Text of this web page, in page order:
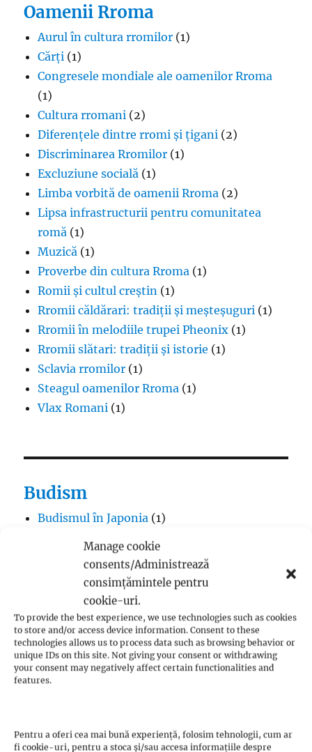
Manage cookie
consents/Administrează
consimțămintele pentru
cookie-uri.
To provide the best experience, we use technologies such as cookies
to store and/or access device information. Consent to these
technologies allows us to process data such as browsing behavior or
unique IDs on this site. Not giving your consent or withdrawing
your consent may negatively affect certain functionalities and
features.
Pentru a oferi cea mai bună experiență, folosim tehnologii, cum ar
fi cookie-uri, pentru a stoca și/sau accesa informațiile despre
Oamenii Rroma
Aurul în cultura rromilor (1)
Cărți (1)
Congresele mondiale ale oamenilor Rroma
(1)
Cultura rromani (2)
Diferențele dintre rromi și țigani (2)
Discriminarea Rromilor (1)
Excluziune socială (1)
Limba vorbită de oamenii Rroma (2)
Lipsa infrastructurii pentru comunitatea
romă (1)
Muzică (1)
Proverbe din cultura Rroma (1)
Romii și cultul creștin (1)
Rromii căldărari: tradiții și meșteșuguri (1)
Rromii în melodiile trupei Pheonix (1)
Rromii slătari: tradiții și istorie (1)
Sclavia rromilor (1)
Steagul oamenilor Rroma (1)
Vlax Romani (1)
Budism
Budismul în Japonia (1)
Meditația budistă (1)
Patriarhi Tiantai(1)
Termeni în budism
Creștinism
Andreas Karlstadt(1)